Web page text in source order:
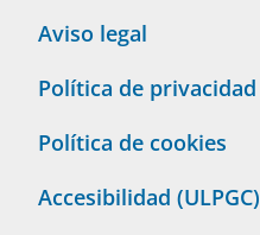
Aviso legal
Política de privacidad
Política de cookies
Accesibilidad (ULPGC)